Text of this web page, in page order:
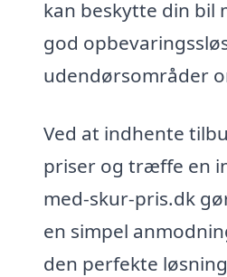
kan beskytte din bil
god
udendørsområder
Ved at indhente
priser og træffe en
med-skur-pris.dk
en simpel
den perfekte